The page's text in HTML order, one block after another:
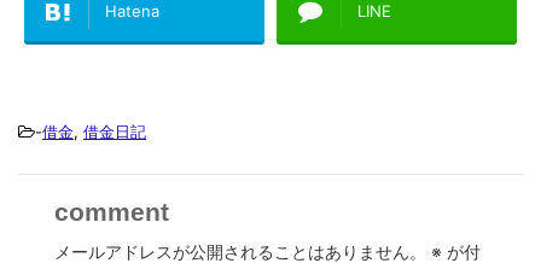
Hatena LINE
-借金, 借金日記
comment
メールアドレスが公開されることはありません。 ※ が付